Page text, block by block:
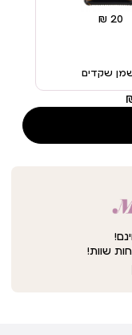
שקדים
שוות!